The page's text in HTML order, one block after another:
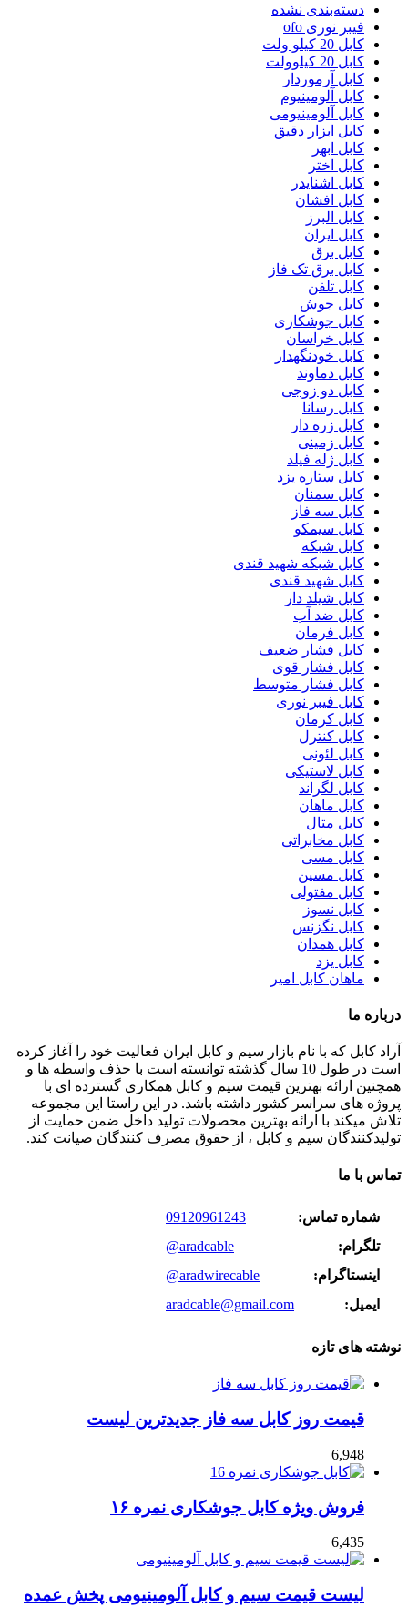
دسته‌بندی نشده
فیبر نوری ofo
کابل 20 کیلو ولت
کابل 20 کیلوولت
کابل آرموردار
کابل آلومینیوم
کابل آلومینیومی
کابل ابزار دقیق
کابل ابهر
کابل اختر
کابل اشنایدر
کابل افشان
کابل البرز
کابل ایران
کابل برق
کابل برق تک فاز
کابل تلفن
کابل جوش
کابل جوشکاری
کابل خراسان
کابل خودنگهدار
کابل دماوند
کابل دو زوجی
کابل رسانا
کابل زره دار
کابل زمینی
کابل ژله فیلد
کابل ستاره یزد
کابل سمنان
کابل سه فاز
کابل سیمکو
کابل شبکه
کابل شبکه شهید قندی
کابل شهید قندی
کابل شیلد دار
کابل ضد آب
کابل فرمان
کابل فشار ضعیف
کابل فشار قوی
کابل فشار متوسط
کابل فیبر نوری
کابل کرمان
کابل کنترل
کابل لئونی
کابل لاستیکی
کابل لگراند
کابل ماهان
کابل متال
کابل مخابراتی
کابل مسی
کابل مسین
کابل مفتولی
کابل نسوز
کابل نگزنس
کابل همدان
کابل یزد
ماهان کابل امیر
درباره ما
آراد کابل که با نام بازار سیم و کابل ایران فعالیت خود را آغاز کرده
است در طول 10 سال گذشته توانسته است با حذف واسطه ها و
همچنین ارائه بهترین قیمت سیم و کابل همکاری گسترده ای با
پروژه های سراسر کشور داشته باشد. در این راستا این مجموعه
تلاش میکند با ارائه بهترین محصولات تولید داخل ضمن حمایت از
تولیدکنندگان سیم و کابل ، از حقوق مصرف کنندگان صیانت کند.
تماس با ما
شماره تماس:
09120961243
تلگرام:
@aradcable
اینستاگرام:
@aradwirecable
ایمیل:
aradcable@gmail.com
نوشته های تازه
قیمت روز کابل سه فاز جدیدترین لیست
6,948
فروش ویژه کابل جوشکاری نمره ۱۶
6,435
لیست قیمت سیم و کابل آلومینیومی پخش عمده